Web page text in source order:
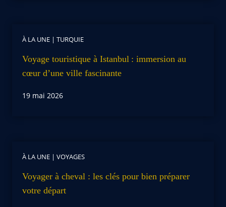
À LA UNE | TURQUIE
Voyage touristique à Istanbul : immersion au
cœur d’une ville fascinante
19 mai 2026
À LA UNE | VOYAGES
Voyager à cheval : les clés pour bien préparer
votre départ